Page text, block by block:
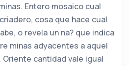
Entero mosaico cual
cosa que hace cual
o revela un na? que indica
minas adyacentes a aquel
cantidad vale igual